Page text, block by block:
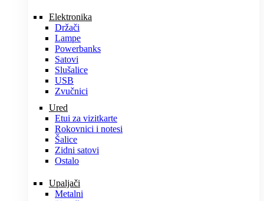
Elektronika
Držači
Lampe
Powerbanks
Satovi
Slušalice
USB
Zvučnici
Ured
Etui za vizitkarte
Rokovnici i notesi
Šalice
Zidni satovi
Ostalo
Upaljači
Metalni